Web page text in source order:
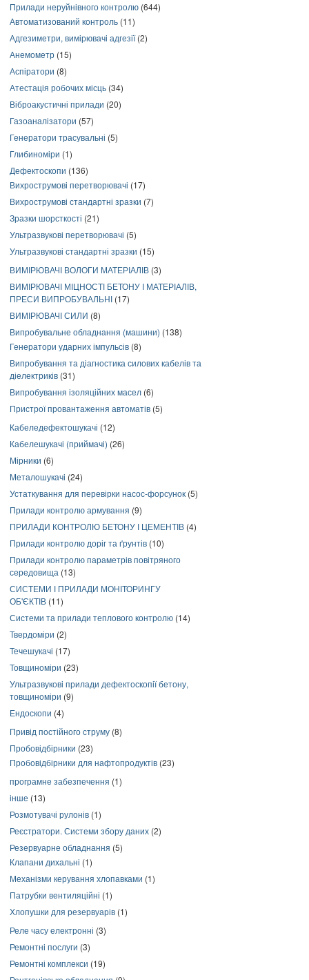
Прилади неруйнівного контролю (644)
Автоматизований контроль (11)
Адгезиметри, вимірювачі адгезії(2)
Анемометр (15)
Аспіратори (8)
Атестація робочих місць (34)
Віброакустичні прилади (20)
Газоаналізатори (57)
Генератори трасувальні (5)
Глибиноміри (1)
Дефектоскопи (136)
Вихрострумові перетворювачі (17)
Вихрострумові стандартні зразки (7)
Зразки шорсткості (21)
Ультразвукові перетворювачі (5)
Ультразвукові стандартні зразки (15)
ВИМІРЮВАЧІ ВОЛОГИ МАТЕРІАЛІВ (3)
ВИМІРЮВАЧІ МІЦНОСТІ БЕТОНУ І МАТЕРІАЛІВ,
ПРЕСИ ВИПРОБУВАЛЬНІ (17)
ВИМІРЮВАЧІ СИЛИ (8)
Випробувальне обладнання (машини) (138)
Генератори ударних імпульсів (8)
Випробування та діагностика силових кабелів та
діелектриків (31)
Випробування ізоляційних масел (6)
Пристрої провантаження автоматів (5)
Кабеледефектошукачі (12)
Кабелешукачі (приймачі) (26)
Мірники (6)
Металошукачі (24)
Устаткування для перевірки насос-форсунок (5)
Прилади контролю армування (9)
ПРИЛАДИ КОНТРОЛЮ БЕТОНУ І ЦЕМЕНТІВ (4)
Прилади контролю доріг та ґрунтів (10)
Прилади контролю параметрів повітряного
середовища (13)
СИСТЕМИ І ПРИЛАДИ МОНІТОРИНГУ
ОБ'ЄКТІВ (11)
Системи та прилади теплового контролю (14)
Твердоміри (2)
Течешукачі (17)
Товщиноміри (23)
Ультразвукові прилади дефектоскопії бетону,
товщиноміри (9)
Ендоскопи (4)
Привід постійного струму (8)
Пробовідбірники (23)
Пробовідбірники для нафтопродуктів (23)
програмне забезпечення (1)
інше (13)
Розмотувачі рулонів (1)
Реєстратори. Системи збору даних (2)
Резервуарне обладнання (5)
Клапани дихальні (1)
Механізми керування хлопавками (1)
Патрубки вентиляційні (1)
Хлопушки для резервуарів (1)
Реле часу електронні (3)
Ремонтні послуги (3)
Ремонтні комплекси (19)